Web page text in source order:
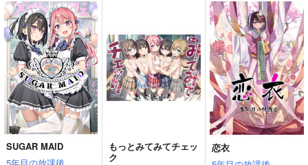
5年目の放課後
891円（税込）
あけみ
サンプル
作品詳細
891円（税込）
しずく
サンプル
作品詳細
5年目の放課後
1,100円（税込）
ドロシー
サンプル
作品詳細
SUGAR MAID
もっとみてみてチェッ
ク
恋衣